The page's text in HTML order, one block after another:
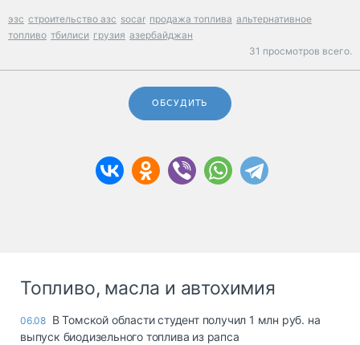
эзс строительство азс socar продажа топлива альтернативное
топливо тбилиси грузия азербайджан
31 просмотров всего.
ОБСУДИТЬ
Топливо, масла и автохимия
06.08 В Томской области студент получил 1 млн руб. на
выпуск биодизельного топлива из рапса